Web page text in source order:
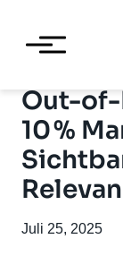
Out-of-
10 %
Juli 25, 2025